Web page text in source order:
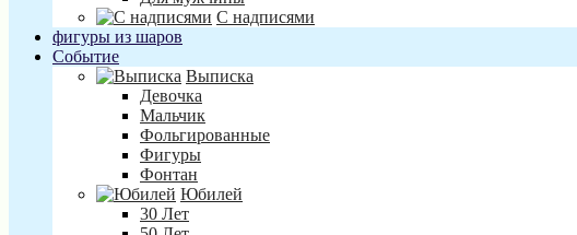
С надписями
фигуры из шаров
Событие
Выписка
Девочка
Мальчик
Фольгированные
Фигуры
Фонтан
Юбилей
30 Лет